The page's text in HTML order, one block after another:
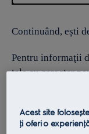
Continuând, ești
Pentru informaţii
tale cu caracter
Acest site
ţi oferi o